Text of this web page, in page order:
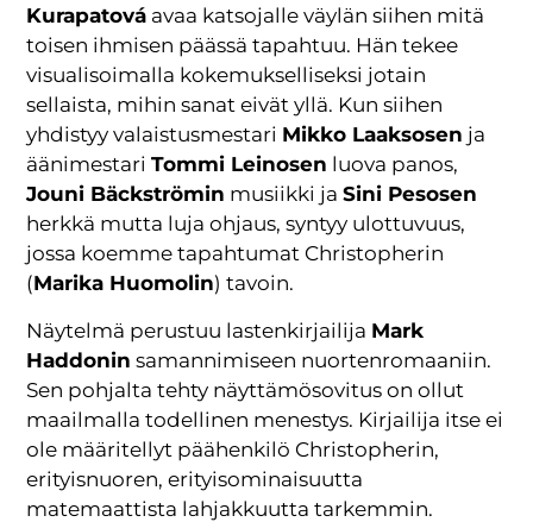
Kurapatová avaa katsojalle väylän siihen mitä
toisen ihmisen päässä tapahtuu. Hän tekee
visualisoimalla kokemukselliseksi jotain
sellaista, mihin sanat eivät yllä. Kun siihen
yhdistyy valaistusmestari Mikko Laaksosen ja
äänimestariTommi Leinosen luova panos,
Jouni Bäckströmin musiikki jaSini Pesosen
herkkä mutta luja ohjaus, syntyy ulottuvuus,
jossa koemme tapahtumat Christopherin
(Marika Huomolin) tavoin.
Näytelmä perustuu lastenkirjailija Mark
Haddonin samannimiseen nuortenromaaniin.
Sen pohjalta tehty näyttämösovitus on ollut
maailmalla todellinen menestys. Kirjailija itse ei
ole määritellyt päähenkilö Christopherin,
erityisnuoren, erityisominaisuutta
matemaattista lahjakkuutta tarkemmin.